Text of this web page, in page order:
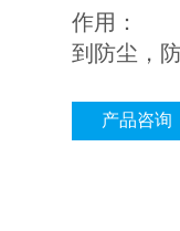
作用：
到防尘，
产品咨询